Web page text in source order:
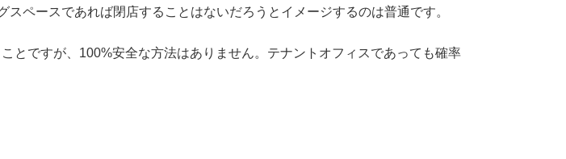
ペースであれば閉店することはないだろうとイメージするのは普通です。
とですが、100%安全な方法はありません。テナントオフィスであっても確率